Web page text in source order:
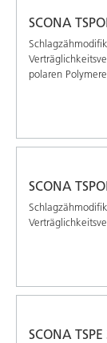
SCONA
polaren
SCONA
SCONA